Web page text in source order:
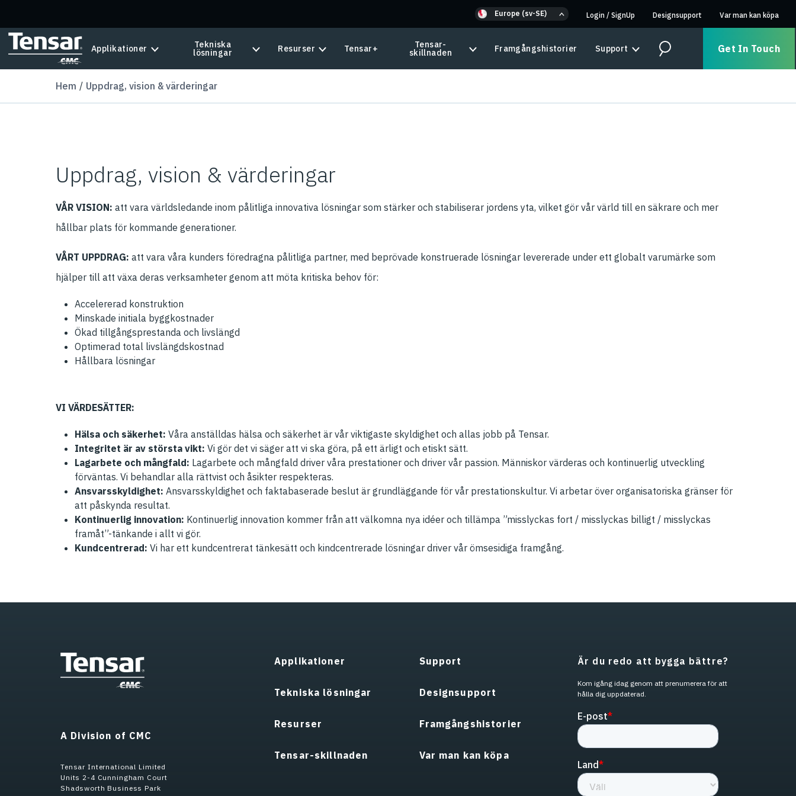
Europe (sv-SE) Login / SignUp Designsupport Var man kan köpa
Applikationer Tekniska
lösningar Resurser Tensar+ Tensar-
skillnaden Framgångshistorier Support Search Get In Touch
Hem Uppdrag, vision & värderingar
Uppdrag, vision & värderingar
VÅR VISION: att vara världsledande inom pålitliga innovativa lösningar som stärker och stabiliserar jordens yta, vilket gör vår värld till en säkrare och mer
hållbar plats för kommande generationer.
VÅRT UPPDRAG: att vara våra kunders föredragna pålitliga partner, med beprövade konstruerade lösningar levererade under ett globalt varumärke som
hjälper till att växa deras verksamheter genom att möta kritiska behov för:
Accelererad konstruktion
Minskade initiala byggkostnader
Ökad tillgångsprestanda och livslängd
Optimerad total livslängdskostnad
Hållbara lösningar
VI VÄRDESÄTTER:
Hälsa och säkerhet: Våra anställdas hälsa och säkerhet är vår viktigaste skyldighet och allas jobb på Tensar.
Integritet är av största vikt: Vi gör det vi säger att vi ska göra, på ett ärligt och etiskt sätt.
Lagarbete och mångfald: Lagarbete och mångfald driver våra prestationer och driver vår passion. Människor värderas och kontinuerlig utveckling
förväntas. Vi behandlar alla rättvist och åsikter respekteras.
Ansvarsskyldighet: Ansvarsskyldighet och faktabaserade beslut är grundläggande för vår prestationskultur. Vi arbetar över organisatoriska gränser för
att påskynda resultat.
Kontinuerlig innovation: Kontinuerlig innovation kommer från att välkomna nya idéer och tillämpa ”misslyckas fort / misslyckas billigt / misslyckas
framåt”-tänkande i allt vi gör.
Kundcentrerad: Vi har ett kundcentrerat tänkesätt och kindcentrerade lösningar driver vår ömsesidiga framgång.
A Division of CMC
Tensar International Limited
Units 2-4 Cunningham Court
Shadsworth Business Park
Applikationer
Tekniska lösningar
Resurser
Tensar-skillnaden
Support
Designsupport
Framgångshistorier
Var man kan köpa
Är du redo att bygga bättre?
Kom igång idag genom att prenumerera för att
hålla dig uppdaterad.